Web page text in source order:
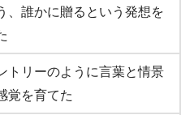
、誰かに贈るという発想を
トリーのように言葉と情景
覚を育てた